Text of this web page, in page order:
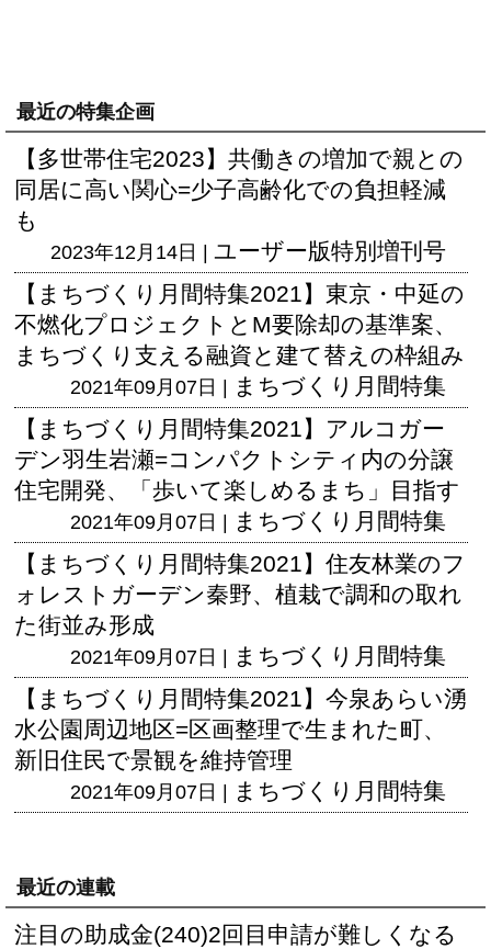
最近の特集企画
【多世帯住宅2023】共働きの増加で親との
同居に高い関心=少子高齢化での負担軽減
も
2023年12月14日 | ユーザー版特別増刊号
【まちづくり月間特集2021】東京・中延の
不燃化プロジェクトとM要除却の基準案、
まちづくり支える融資と建て替えの枠組み
2021年09月07日 |
まちづくり月間特集
【まちづくり月間特集2021】アルコガー
デン羽生岩瀬=コンパクトシティ内の分譲
住宅開発、「歩いて楽しめるまち」目指す
2021年09月07日 |
まちづくり月間特集
【まちづくり月間特集2021】住友林業のフ
ォレストガーデン秦野、植栽で調和の取れ
た街並み形成
2021年09月07日 |
まちづくり月間特集
【まちづくり月間特集2021】今泉あらい湧
水公園周辺地区=区画整理で生まれた町、
新旧住民で景観を維持管理
2021年09月07日 | まちづくり月間特集
最近の連載
注目の助成金(240)2回目申請が難しくなる